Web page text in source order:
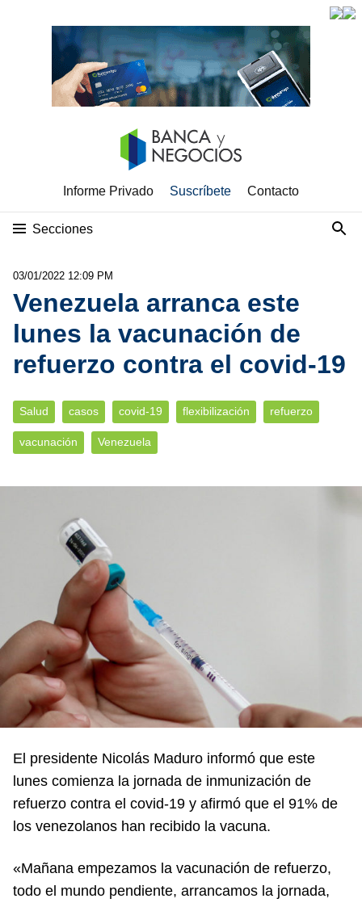
Informe Privado Suscríbete Contacto
Secciones
03/01/2022 12:09 PM
Venezuela arranca este
lunes la vacunación de
refuerzo contra el covid-19
Salud casos covid-19 flexibilización refuerzo
vacunación Venezuela
El presidente Nicolás Maduro informó que este
lunes comienza la jornada de inmunización de
refuerzo contra el covid-19 y afirmó que el 91% de
los venezolanos han recibido la vacuna.
«Mañana empezamos la vacunación de refuerzo,
todo el mundo pendiente, arrancamos la jornada,